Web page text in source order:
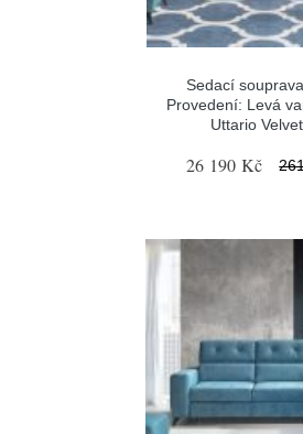
Sedací
Provedení: Levá
Uttario
26 190 Kč